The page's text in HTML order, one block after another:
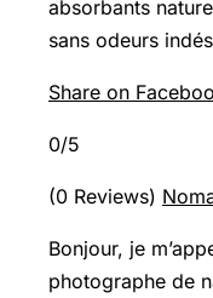
absorbants
sans odeurs
Share on
0/5
(0 Reviews)
Bonjour, je
photographe de